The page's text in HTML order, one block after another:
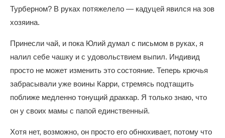
Турберном? В руках потяжелело — кадуцей явился на зов
хозяина.
Принесли чай, и пока Юлий думал с письмом в руках, я
налил себе чашку и с удовольствием выпил. Индивид
просто не может изменить это состояние. Теперь крючья
забрасывали уже воины Карри, стремясь подтащить
поближе медленно тонущий драккар. Я только знаю, что
он у своих мамы с папой единственный.
Хотя нет, возможно, он просто его обнюхивает, потому что